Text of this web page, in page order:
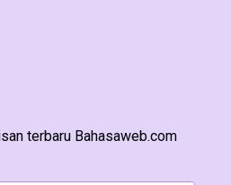
terbaru Bahasaweb.com